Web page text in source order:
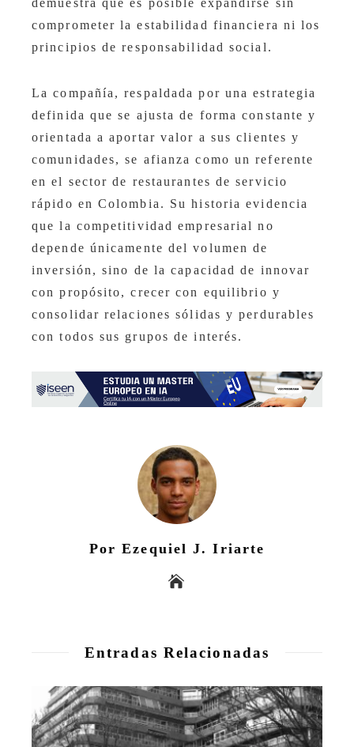
comprometer la estabilidad financiera ni los
principios de responsabilidad social.
La compañía, respaldada por una estrategia
definida que se ajusta de forma constante y
orientada a aportar valor a sus clientes y
comunidades, se afianza como un referente
en el sector de restaurantes de servicio
rápido en Colombia. Su historia evidencia
que la competitividad empresarial no
depende únicamente del volumen de
inversión, sino de la capacidad de innovar
con propósito, crecer con equilibrio y
consolidar relaciones sólidas y perdurables
con todos sus grupos de interés.
Por Ezequiel J. Iriarte
Entradas Relacionadas